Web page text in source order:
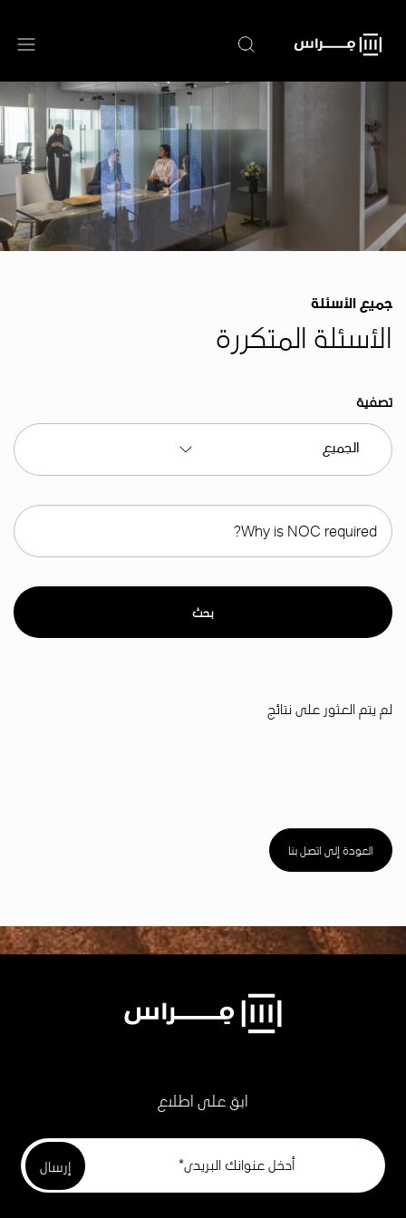
المحتوى
الرئيسي
جميع الأسئلة
الأسئلة المتكررة
تصفية
بحث
لم يتم العثور على نتائج
العودة إلى اتصل بنا
ابق على اطلاع